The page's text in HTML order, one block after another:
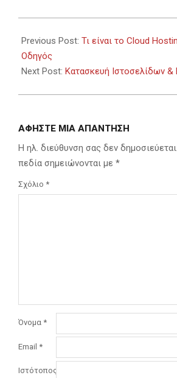
02-
01
Previous Post: Τι είναι το Cloud
Οδηγός
Next Post: Κατασκευή Ιστοσελίδων
ΑΦΉΣΤΕ ΜΙΑ ΑΠΆΝΤΗΣΗ
Η ηλ. διεύθυνση σας δεν δημοσιεύεται.
πεδία σημειώνονται με *
Σχόλιο *
Όνομα *
Email *
Ιστότοπος